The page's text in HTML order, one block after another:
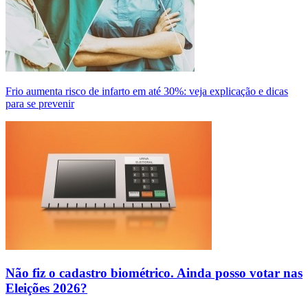
Frio aumenta risco de infarto em até 30%: veja explicação e dicas
para se prevenir
Não fiz o cadastro biométrico. Ainda posso votar nas
Eleições 2026?